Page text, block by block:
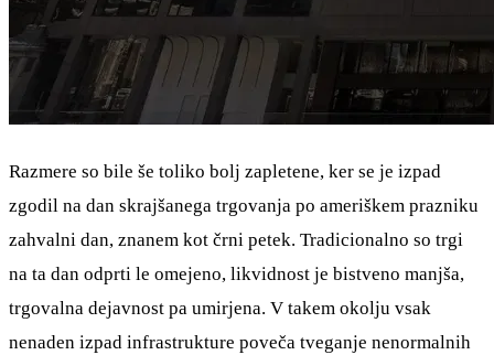
Razmere so bile še toliko bolj zapletene, ker se je izpad
zgodil na dan skrajšanega trgovanja po ameriškem prazniku
zahvalni dan, znanem kot črni petek. Tradicionalno so trgi
na ta dan odprti le omejeno, likvidnost je bistveno manjša,
trgovalna dejavnost pa umirjena. V takem okolju vsak
nenaden izpad infrastrukture poveča tveganje nenormalnih